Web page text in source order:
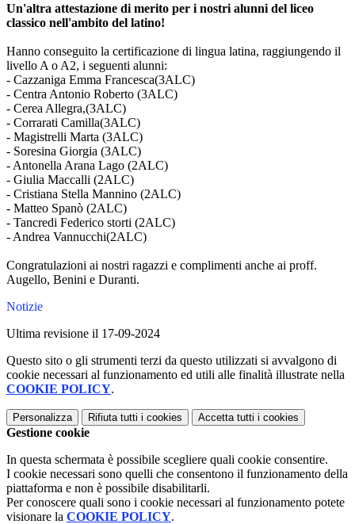
Un'altra attestazione di merito per i nostri alunni del liceo
classico nell'ambito del latino!
Hanno conseguito la certificazione di lingua latina, raggiungendo il
livello A o A2, i seguenti alunni:
- Cazzaniga Emma Francesca(3ALC)
- Centra Antonio Roberto (3ALC)
- Cerea Allegra,(3ALC)
- Corrarati Camilla(3ALC)
- Magistrelli Marta (3ALC)
- Soresina Giorgia (3ALC)
- Antonella Arana Lago (2ALC)
- Giulia Maccalli (2ALC)
- Cristiana Stella Mannino (2ALC)
- Matteo Spanò (2ALC)
- Tancredi Federico storti (2ALC)
- Andrea Vannucchi(2ALC)
Congratulazioni ai nostri ragazzi e complimenti anche ai proff.
Augello, Benini e Duranti.
Notizie
Ultima revisione il 17-09-2024
Questo sito o gli strumenti terzi da questo utilizzati si avvalgono di
cookie necessari al funzionamento ed utili alle finalità illustrate nella
COOKIE POLICY.
Personalizza Rifiuta tutti i cookies Accetta tutti i cookies
Gestione cookie
In questa schermata è possibile scegliere quali cookie consentire.
I cookie necessari sono quelli che consentono il funzionamento della
piattaforma e non è possibile disabilitarli.
Per conoscere quali sono i cookie necessari al funzionamento potete
visionare la COOKIE POLICY.